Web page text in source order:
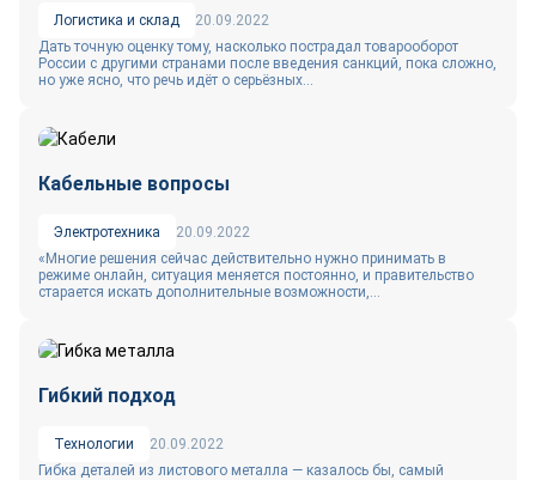
Логистика и склад
20.09.2022
Дать точную оценку тому, насколько пострадал товарооборот
России с другими странами после введения санкций, пока сложно,
но уже ясно, что речь идёт о серьёзных...
Кабельные вопросы
Электротехника
20.09.2022
«Многие решения сейчас действительно нужно принимать в
режиме онлайн, ситуация меняется постоянно, и правительство
старается искать дополнительные возможности,...
Гибкий подход
Технологии
20.09.2022
Гибка деталей из листового металла — казалось бы, самый